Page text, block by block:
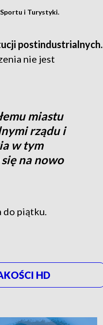
i Turystyki.
postindustrialnych.
nie jest
miastu
rządu i
w tym
na nowo
piątku.
HD